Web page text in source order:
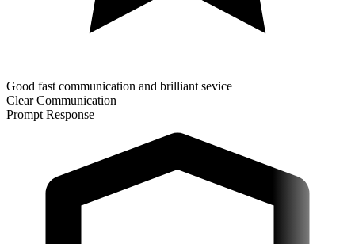
Good fast communication and brilliant sevice
Clear Communication
Prompt Response